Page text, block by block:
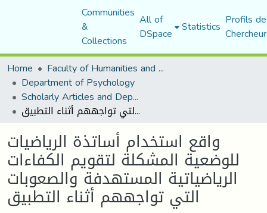
Communities
&
Collections
All of
DSpace Statistics Profils
Home
Faculty of Humanities and Social Sciences
Department of Psychology
Scholarly Articles and Department Publications
واقع استخدام أساتذة الریاضیات للوضعیة المشكلة لتقویم الكفاءات الریاضیاتیة المستھدفة والصعوبات التي تواجھھم أثناء التطبیق
واقع استخدام أساتذة الریاضیات
للوضعیة المشكلة لتقویم الكفاءات
الریاضیاتیة المستھدفة والصعوبات
التي تواجھھم أثناء التطبیق